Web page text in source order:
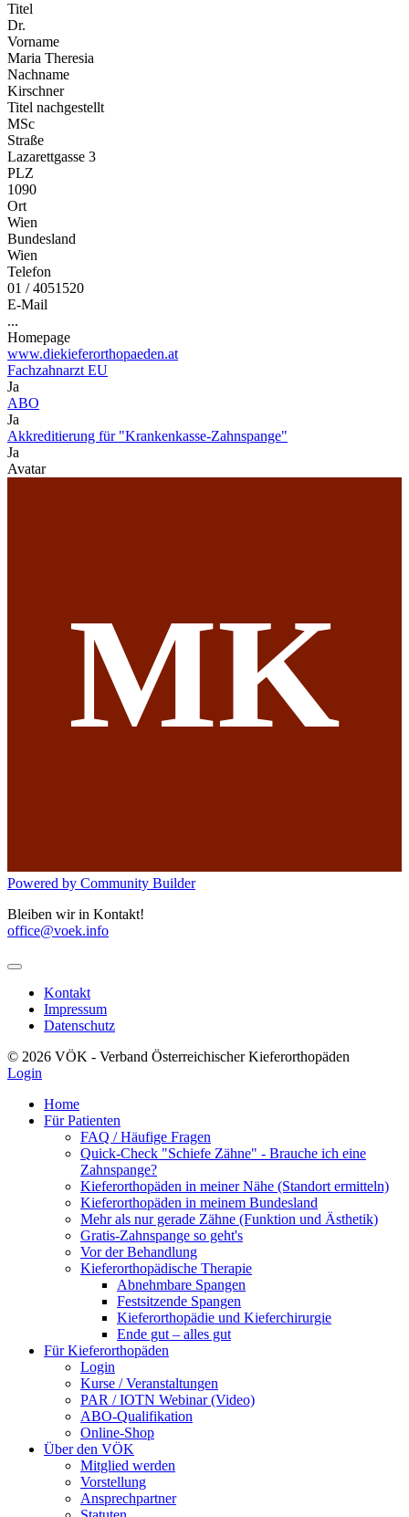
Titel
Dr.
Vorname
Maria Theresia
Nachname
Kirschner
Titel nachgestellt
MSc
Straße
Lazarettgasse 3
PLZ
1090
Ort
Wien
Bundesland
Wien
Telefon
01 / 4051520
E-Mail
...
Homepage
www.diekieferorthopaeden.at
Fachzahnarzt EU
Ja
ABO
Ja
Akkreditierung für "Krankenkasse-Zahnspange"
Ja
Avatar
MK
Powered by Community Builder
Bleiben wir in Kontakt!
office@voek.info
Kontakt
Impressum
Datenschutz
© 2026 VÖK - Verband Österreichischer Kieferorthopäden
Login
Home
Für Patienten
FAQ / Häufige Fragen
Quick-Check "Schiefe Zähne" - Brauche ich eine
Zahnspange?
Kieferorthopäden in meiner Nähe (Standort ermitteln)
Kieferorthopäden in meinem Bundesland
Mehr als nur gerade Zähne (Funktion und Ästhetik)
Gratis-Zahnspange so geht's
Vor der Behandlung
Kieferorthopädische Therapie
Abnehmbare Spangen
Festsitzende Spangen
Kieferorthopädie und Kieferchirurgie
Ende gut – alles gut
Für Kieferorthopäden
Login
Kurse / Veranstaltungen
PAR / IOTN Webinar (Video)
ABO-Qualifikation
Online-Shop
Über den VÖK
Mitglied werden
Vorstellung
Ansprechpartner